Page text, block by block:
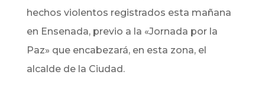
hechos violentos registrados esta mañana
en Ensenada, previo a la «Jornada por la
Paz» que encabezará, en esta zona, el
alcalde de la Ciudad.